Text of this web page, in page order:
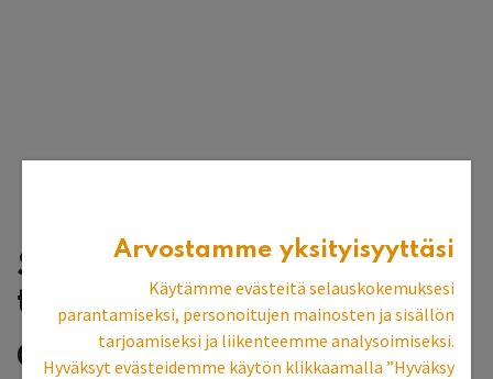
Salmiakkitaustalevy,
tumma
0,80€ 2,00€
Arvostamme yksityisyyttäsi
Käytämme evästeitä selauskokemuksesi
parantamiseksi, personoitujen mainosten ja sisällön
tarjoamiseksi ja liikenteemme analysoimiseksi.
Hyväksyt evästeidemme käytön klikkaamalla ”Hyväksy